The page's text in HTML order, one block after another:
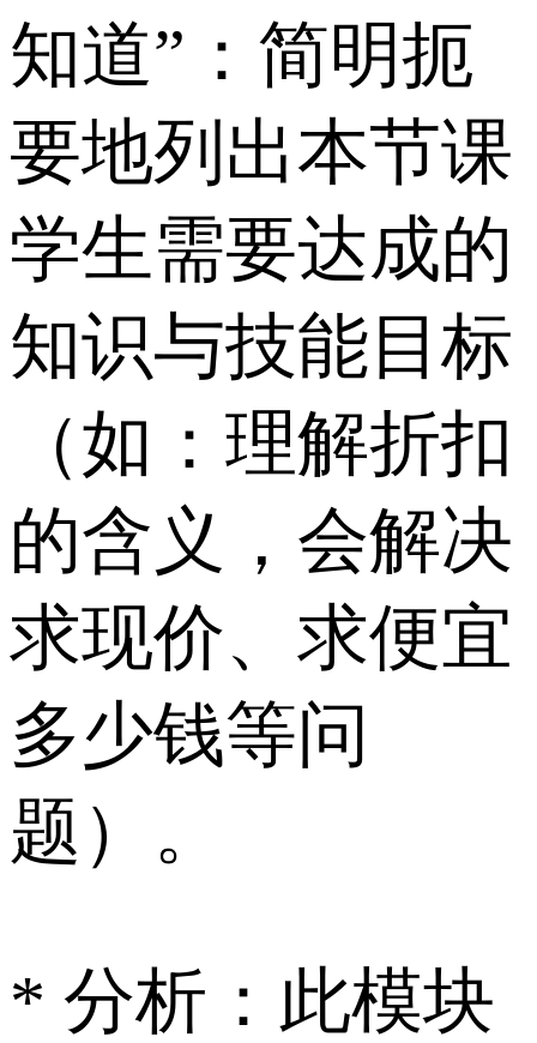
知道”：简明扼
要地列出本节课
学生需要达成的
知识与技能目标
（如：理解折扣
的含义，会解决
求现价、求便宜
多少钱等问
题）。
* 分析：此模块